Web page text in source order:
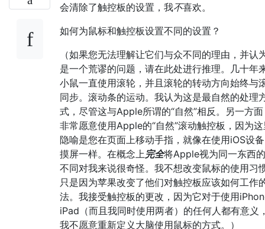
会清除了触控板的设置，我不喜欢。
如何为鼠标和触控板设置不同的设置？
（如果您无法理解让它们与众不同的理由，并认
是一个荒谬的问题，请在此处进行推理。几十年
小鼠一直使用滚轮，并且滚轮的转动方向始终与
同步。滚动条的运动。我认为这是最自然的处理
式，尽管这与Apple所谓的“自然”相反。另一方
非常愿意使用Apple的“自然”滚动触控板，因为
隐喻是您在页面上移动手指，就像在使用iOS设
摸屏一样。在概念上 完全将Apple视为同一东西
不同对我来说很奇怪。我不想改变鼠标的使用习
只是因为苹果改变了他们对触控板应该如何工作
法。我接受触控板的更改，因为它对于使用
iPad（而且我同时使用两者）的任何人都有意义
我不愿意重新定义大脑使用鼠标的方式。）